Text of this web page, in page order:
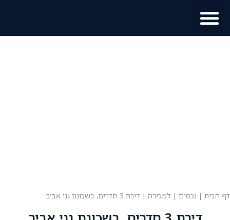
דף הבית | נכסים | למכירה | דירת 3 חדרים, בשכונת גני אביב